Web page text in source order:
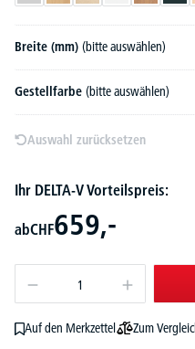
Breite (mm) (bitte auswählen)
Gestellfarbe (bitte auswählen)
Auswahl zurücksetzen
Ihr DELTA-V Vorteilspreis:
abCHF659,-
Auf den Merkzettel Zum